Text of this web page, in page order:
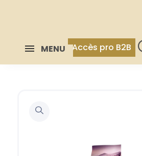
MENU Accès pro B2B